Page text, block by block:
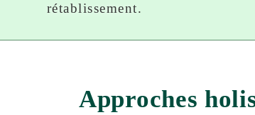
rétablissement.
Approches